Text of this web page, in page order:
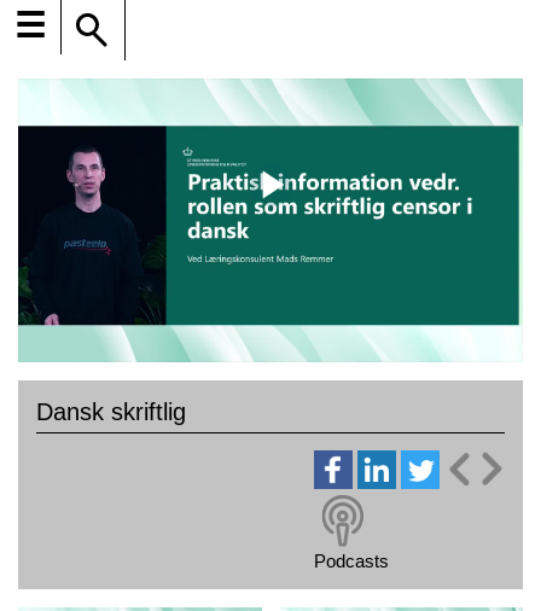
☰
Dansk skriftlig
Podcasts